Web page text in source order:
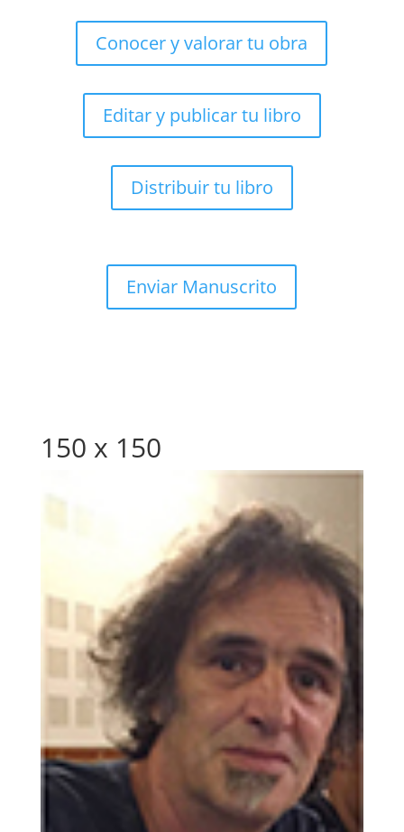
Conocer y valorar tu obra
Editar y publicar tu libro
Distribuir tu libro
Enviar Manuscrito
150 x 150